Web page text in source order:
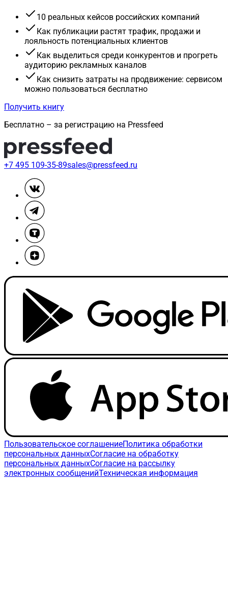
10 реальных кейсов российских компаний
Как публикации растят трафик, продажи и
лояльность потенциальных клиентов
Как выделиться среди конкурентов и прогреть
аудиторию рекламных каналов
Как снизить затраты на продвижение: сервисом
можно пользоваться бесплатно
Получить книгу
Бесплатно – за регистрацию на Pressfeed
+7 495 109-35-89sales@pressfeed.ru
Пользовательское соглашениеПолитика обработки
персональных данныхСогласие на обработку
персональных данныхСогласие на рассылку
электронных сообщенийТехническая информация